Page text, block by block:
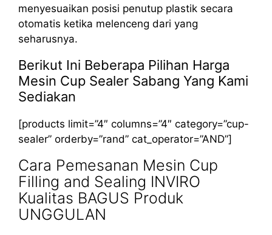
menyesuaikan posisi penutup plastik secara
otomatis ketika melenceng dari yang
seharusnya.
Berikut Ini Beberapa Pilihan Harga
Mesin Cup Sealer Sabang Yang Kami
Sediakan
[products limit=”4″ columns=”4″ category=”cup-
sealer” orderby=”rand” cat_operator=”AND”]
Cara Pemesanan Mesin Cup
Filling and Sealing INVIRO
Kualitas BAGUS Produk
UNGGULAN